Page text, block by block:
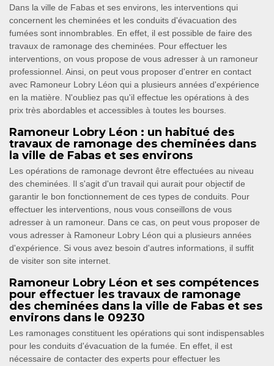
Dans la ville de Fabas et ses environs, les interventions qui
concernent les cheminées et les conduits d'évacuation des
fumées sont innombrables. En effet, il est possible de faire des
travaux de ramonage des cheminées. Pour effectuer les
interventions, on vous propose de vous adresser à un ramoneur
professionnel. Ainsi, on peut vous proposer d'entrer en contact
avec Ramoneur Lobry Léon qui a plusieurs années d'expérience
en la matière. N'oubliez pas qu'il effectue les opérations à des
prix très abordables et accessibles à toutes les bourses.
Ramoneur Lobry Léon : un habitué des
travaux de ramonage des cheminées dans
la ville de Fabas et ses environs
Les opérations de ramonage devront être effectuées au niveau
des cheminées. Il s'agit d'un travail qui aurait pour objectif de
garantir le bon fonctionnement de ces types de conduits. Pour
effectuer les interventions, nous vous conseillons de vous
adresser à un ramoneur. Dans ce cas, on peut vous proposer de
vous adresser à Ramoneur Lobry Léon qui a plusieurs années
d'expérience. Si vous avez besoin d'autres informations, il suffit
de visiter son site internet.
Ramoneur Lobry Léon et ses compétences
pour effectuer les travaux de ramonage
des cheminées dans la ville de Fabas et ses
environs dans le 09230
Les ramonages constituent les opérations qui sont indispensables
pour les conduits d'évacuation de la fumée. En effet, il est
nécessaire de contacter des experts pour effectuer les